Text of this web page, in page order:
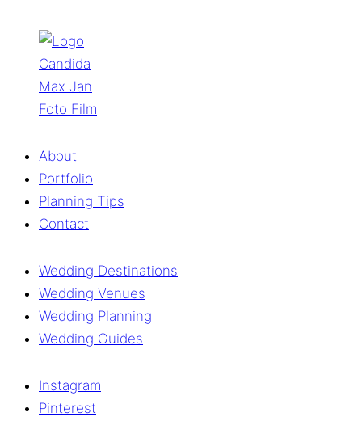
About
Portfolio
Planning Tips
Contact
Wedding Destinations
Wedding Venues
Wedding Planning
Wedding Guides
Instagram
Pinterest